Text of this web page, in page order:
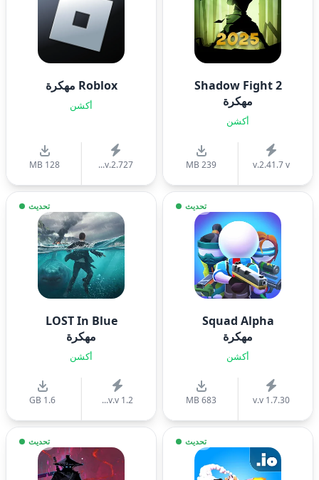
Shadow Fight 2
مهكرة
أكشن
v.2.41.7 v
239 MB
Roblox مهكرة
أكشن
v.2.727...
128 MB
تحديث
Squad Alpha
مهكرة
أكشن
v.v 1.7.30
683 MB
تحديث
LOST In Blue
مهكرة
أكشن
v.v 1.2...
1.6 GB
تحديث تحديث